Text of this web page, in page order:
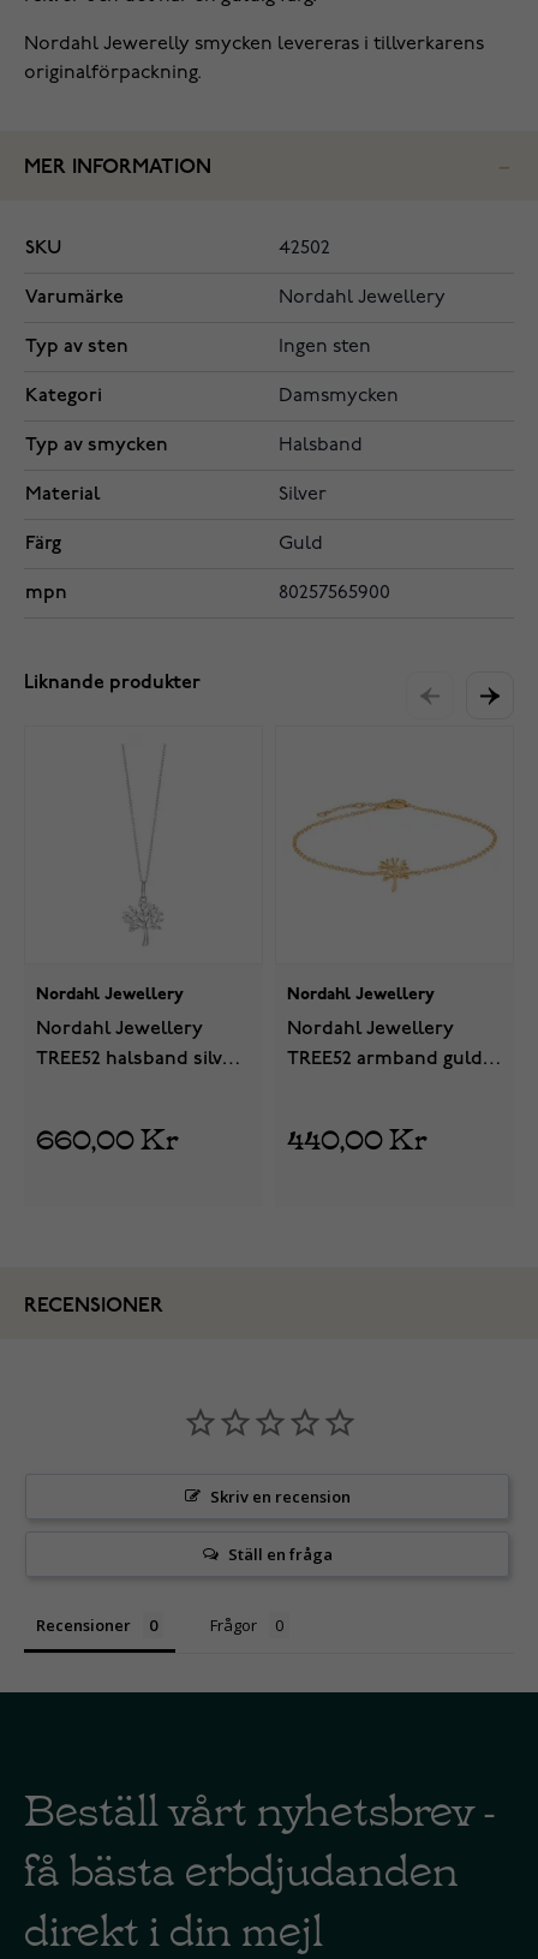
Nordahl Jewerelly smycken levereras i tillverkarens
originalförpackning.
MER INFORMATION
SKU 42502
Varumärke Nordahl Jewellery
Typ av sten Ingen sten
Kategori Damsmycken
Typ av smycken Halsband
Material Silver
Färg Guld
mpn 80257565900
Liknande produkter
Nordahl Jewellery
Nordahl Jewellery
TREE52 halsband silver
660,00 Kr
Nordahl Jewellery
Nordahl Jewellery
TREE52 armband guld
440,00 Kr
RECENSIONER
Skriv en recension
Ställ en fråga
Recensioner Frågor
Beställ vårt nyhetsbrev -
få bästa erbdjudanden
direkt i din mejl